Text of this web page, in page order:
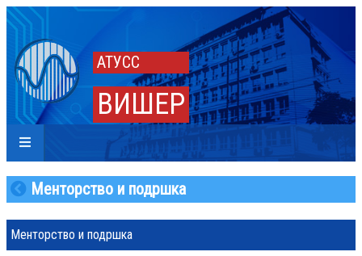
АТУСС
ВИШЕР
Менторство и подршка
Менторство и подршка